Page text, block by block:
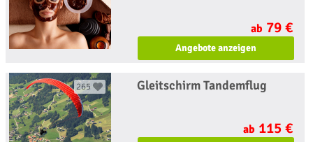
ab 79 €
Angebote anzeigen
265 Gleitschirm Tandemflug
ab 115 €